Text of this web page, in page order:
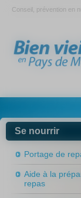
Conseil, prévention en
Se nourrir
Portage de
Aide à la
repas